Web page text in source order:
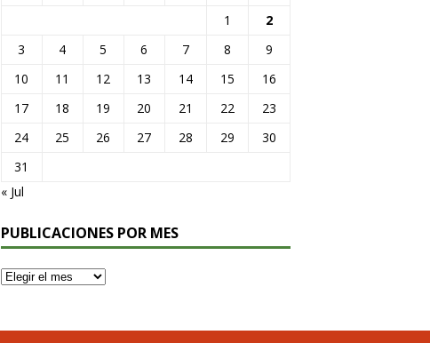
1
2
3
4 5 6 7 8
9
10
11 12 13 14 15
16
17
18 19 20 21 22
23
24
25 26 27 28 29
30
31
« Jul
PUBLICACIONES POR MES